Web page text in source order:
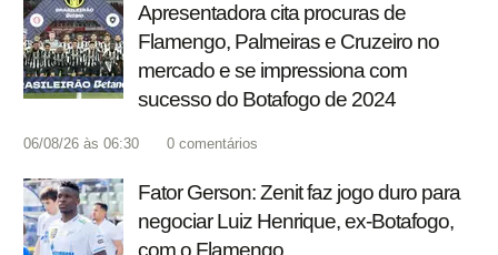
Apresentadora cita procuras de
Flamengo, Palmeiras e Cruzeiro no
mercado e se impressiona com
sucesso do Botafogo de 2024
06/08/26 às 06:30 0 comentários
Fator Gerson: Zenit faz jogo duro para
negociar Luiz Henrique, ex-Botafogo,
com o Flamengo